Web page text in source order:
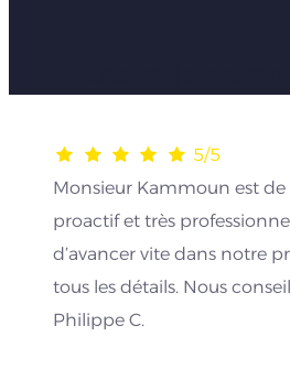
5/5
Monsieur Kammoun est de
proactif et très
d’avancer vite dans notre
tous les détails. Nous
Philippe C.